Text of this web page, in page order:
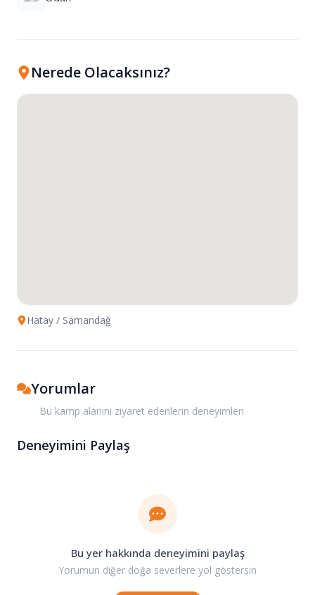
Nerede Olacaksınız?
Hatay / Samandağ
Yorumlar
Bu kamp alanını ziyaret edenlerin deneyimleri
Deneyimini Paylaş
Bu yer hakkında deneyimini paylaş
Yorumun diğer doğa severlere yol göstersin